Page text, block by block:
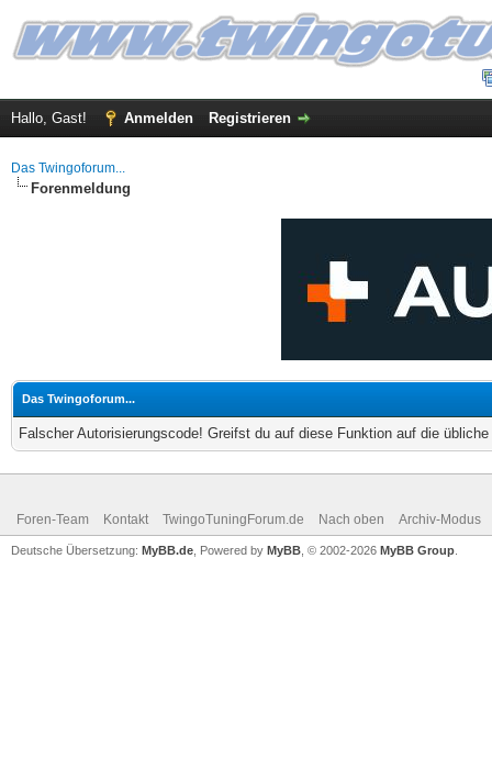
Hallo, Gast! Anmelden Registrieren
Das Twingoforum...
Forenmeldung
Das Twingoforum...
Falscher Autorisierungscode! Greifst du auf diese Funktion auf die
Foren-Team Kontakt TwingoTuningForum.de Nach oben Archiv-Modus
Deutsche Übersetzung: MyBB.de , Powered by MyBB , © 2002-2026 MyBB Group